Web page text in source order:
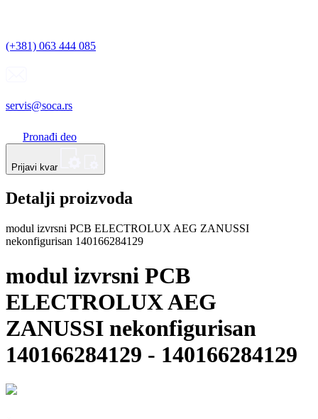
(+381) 063 444 085
servis@soca.rs
Pronađi deo
Prijavi kvar
Detalji proizvoda
modul izvrsni PCB ELECTROLUX AEG ZANUSSI
nekonfigurisan 140166284129
modul izvrsni PCB
ELECTROLUX AEG
ZANUSSI nekonfigurisan
140166284129 - 140166284129